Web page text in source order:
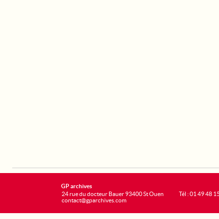
GP archives
24 rue du docteur Bauer 93400 St Ouen
contact@gparchives.com
Tél : 01 49 48